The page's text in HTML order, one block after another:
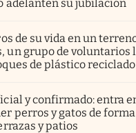
adelanten su jubilación
de su vida en un
un grupo de voluntarios
de plástico reciclado
y confirmado: entra
perros y gatos de
y patios